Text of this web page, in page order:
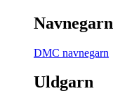
Navnegarn
DMC navnegarn
Uldgarn